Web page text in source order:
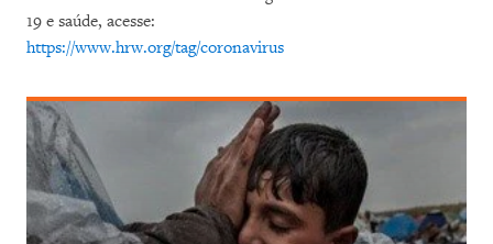
19 e saúde, acesse:
https://www.hrw.org/tag/coronavirus